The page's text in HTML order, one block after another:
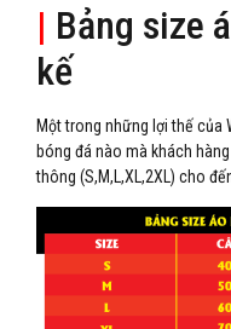
| Bảng size
kế
Một trong những lợi thế của
bóng đá nào mà khách
thông (S,M,L,XL,2XL) cho